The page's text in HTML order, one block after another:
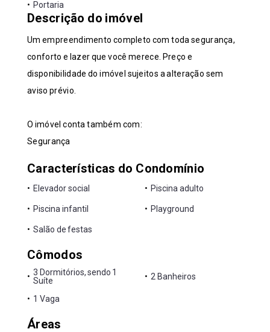
• Portaria
Descrição do imóvel
Um empreendimento completo com toda segurança,
conforto e lazer que você merece. Preço e
disponibilidade do imóvel sujeitos a alteração sem
aviso prévio.
O imóvel conta também com:
Segurança
Características do Condomínio
• Elevador social • Piscina adulto
• Piscina infantil • Playground
• Salão de festas
Cômodos
• 3 Dormitórios, sendo 1
Suíte
• 2 Banheiros
• 1 Vaga
Áreas